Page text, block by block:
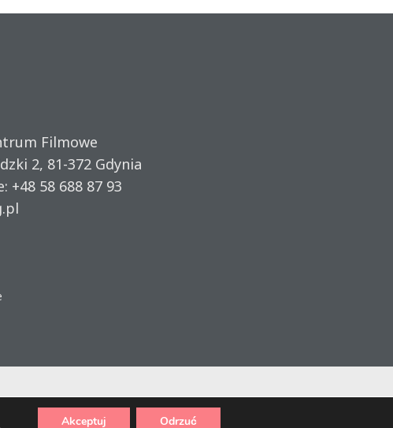
Filmowe
2, 81-372 Gdynia
+48 58 688 87 93
Akceptuj Odrzuć